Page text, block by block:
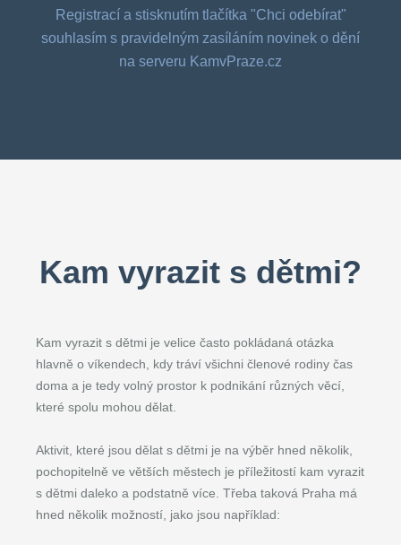
Registrací a stisknutím tlačítka "Chci odebírat"
souhlasím s pravidelným zasíláním novinek o dění
na serveru KamvPraze.cz
Kam vyrazit s dětmi?
Kam vyrazit s dětmi je velice často pokládaná otázka
hlavně o víkendech, kdy tráví všichni členové rodiny čas
doma a je tedy volný prostor k podnikání různých věcí,
které spolu mohou dělat.
Aktivit, které jsou dělat s dětmi je na výběr hned několik,
pochopitelně ve větších městech je příležitostí kam vyrazit
s dětmi daleko a podstatně více. Třeba taková Praha má
hned několik možností, jako jsou například: